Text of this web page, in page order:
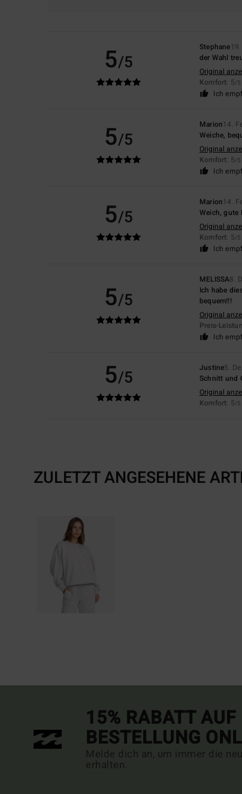
5/5
Stephane
der Wahl
Original
Komfort: 5/5
Ich
5/5
Marion14.
Weiche,
Original
Komfort: 5/5
Ich
5/5
Marion14.
Weich, gute
Original
Komfort: 5/5
Ich
5/5
MELISSA8.
Ich habe
bequem!!!
Original
Preis-
Ich
5/5 Justine5.
Schnitt und
Original
Komfort: 5/5
ZULETZT ANGESEHENE
15% RABATT
BESTELLUNG
Melde dich an, um immer die
erhalten.